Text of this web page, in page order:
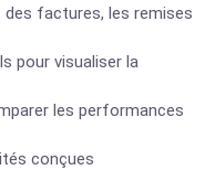
factures, les remises
pour visualiser la
les performances
conçues